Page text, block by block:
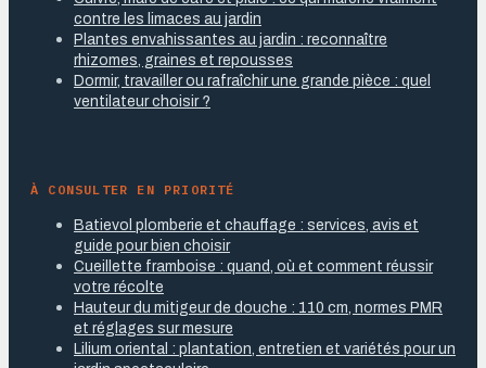
contre les limaces au jardin
Plantes envahissantes au jardin : reconnaître
rhizomes, graines et repousses
Dormir, travailler ou rafraîchir une grande pièce : quel
ventilateur choisir ?
À CONSULTER EN PRIORITÉ
Batievol plomberie et chauffage : services, avis et
guide pour bien choisir
Cueillette framboise : quand, où et comment réussir
votre récolte
Hauteur du mitigeur de douche : 110 cm, normes PMR
et réglages sur mesure
Lilium oriental : plantation, entretien et variétés pour un